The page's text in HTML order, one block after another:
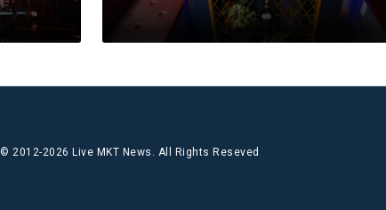
© 2012-2026 Live MKT News. All Rights Reseved